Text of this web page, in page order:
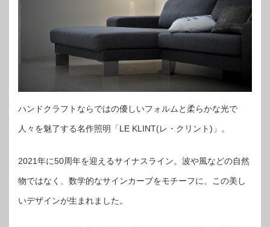
ハンドクラフトならではの優しいフォルムと柔らかな光で
人々を魅了する名作照明「LE KLINT(レ・クリント)」。
2021年に50周年を迎えるサイナスライン。波や風などの自然
物ではなく、数学的なサインカーブをモチーフに、この美し
いデザインが生まれました。